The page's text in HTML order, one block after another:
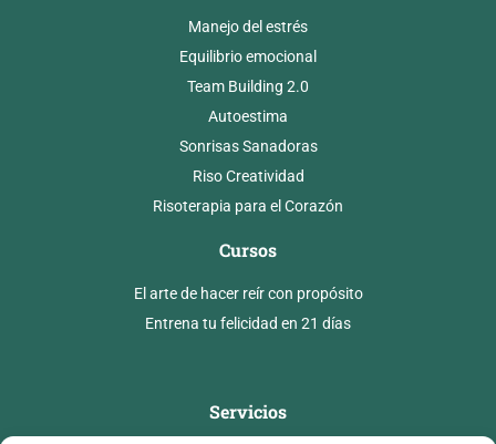
Manejo del estrés
Equilibrio emocional
Team Building 2.0
Autoestima
Sonrisas Sanadoras
Riso Creatividad
Risoterapia para el Corazón
Cursos
El arte de hacer reír con propósito
Entrena tu felicidad en 21 días
Servicios